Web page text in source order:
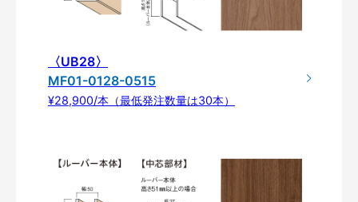
〈UB28〉
MF01-0128-0515
¥28,900/本（最低発注数量は30本）